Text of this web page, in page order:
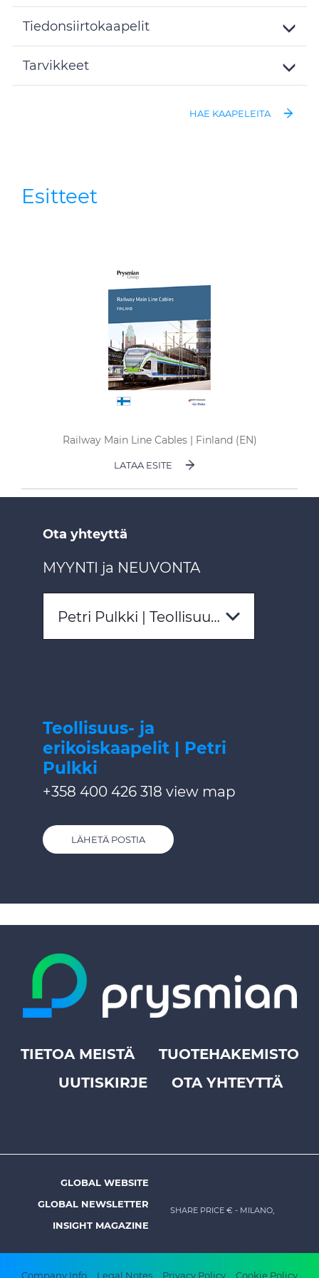
Details
Tiedonsiirtokaapelit
Details
Tarvikkeet
HAE KAAPELEITA
Esitteet
Railway Main Line Cables | Finland (EN)
LATAA ESITE
Ota yhteyttä
MYYNTI ja NEUVONTA
Petri Pulkki | Teollisuus- ja erikoiskaapelit
Teollisuus- ja
erikoiskaapelit | Petri
Pulkki
+358 400 426 318 view map
LÄHETÄ POSTIA
Footer
Prysmian
TIETOA MEISTÄ
TUOTEHAKEMISTO
UUTISKIRJE
OTA YHTEYTTÄ
Footer
menu
Prysmian
GLOBAL WEBSITE
GLOBAL NEWSLETTER
INSIGHT MAGAZINE
SHARE PRICE € - MILANO,
Company Info Legal Notes Privacy Policy Cookie Policy